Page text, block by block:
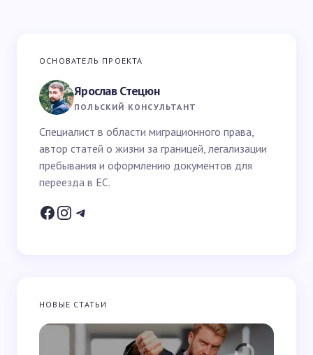
Ваш адрес email не будет опубликован.
Ваш вопрос *
Ваше имя *
Email *
Запомнить имя и email для следующих
комментариев
ОСНОВАТЕЛЬ ПРОЕКТА
Ярослав Стецюн
ПОЛЬСКИЙ КОНСУЛЬТАНТ
Специалист в области миграционного права,
автор статей о жизни за границей, легализации
пребывания и оформлению документов для
переезда в ЕС.
НОВЫЕ СТАТЬИ